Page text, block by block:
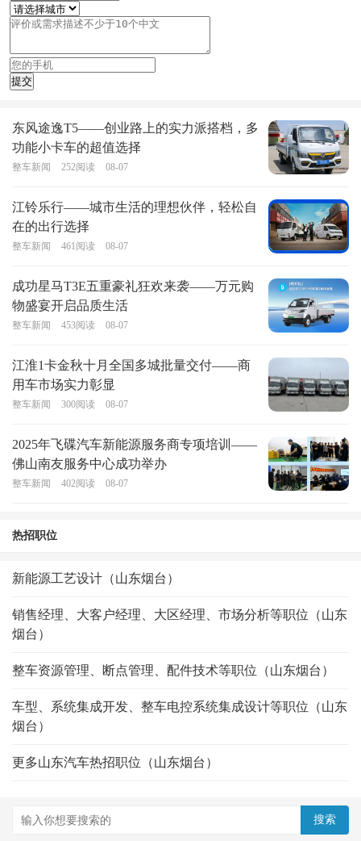
东风途逸T5——创业路上的实力派搭档，多
功能小卡车的超值选择
整车新闻 252阅读 08-07
江铃乐行——城市生活的理想伙伴，轻松自
在的出行选择
整车新闻 461阅读 08-07
成功星马T3E五重豪礼狂欢来袭——万元购
物盛宴开启品质生活
整车新闻 453阅读 08-07
江淮1卡金秋十月全国多城批量交付——商
用车市场实力彰显
整车新闻 300阅读 08-07
2025年飞碟汽车新能源服务商专项培训——
佛山南友服务中心成功举办
整车新闻 402阅读 08-07
热招职位
新能源工艺设计（山东烟台）
销售经理、大客户经理、大区经理、市场分析等职位（山东
烟台）
整车资源管理、断点管理、配件技术等职位（山东烟台）
车型、系统集成开发、整车电控系统集成设计等职位（山东
烟台）
更多山东汽车热招职位（山东烟台）